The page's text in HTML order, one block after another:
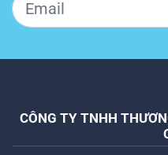
CÔNG TY TNHH